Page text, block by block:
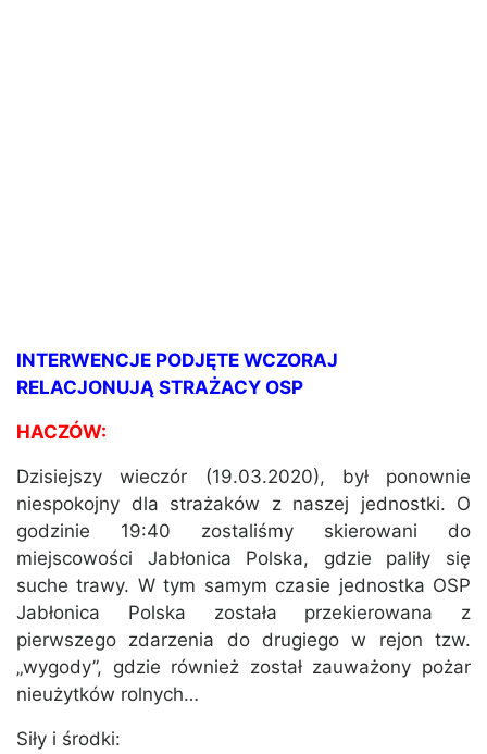
INTERWENCJE PODJĘTE WCZORAJ
RELACJONUJĄ STRAŻACY OSP
HACZÓW:
Dzisiejszy wieczór (19.03.2020), był ponownie
niespokojny dla strażaków z naszej jednostki. O
godzinie 19:40 zostaliśmy skierowani do
miejscowości Jabłonica Polska, gdzie paliły się
suche trawy. W tym samym czasie jednostka OSP
Jabłonica Polska została przekierowana z
pierwszego zdarzenia do drugiego w rejon tzw.
„wygody”, gdzie również został zauważony pożar
nieużytków rolnych…
Siły i środki: